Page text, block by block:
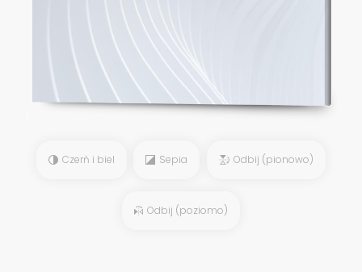
Czerń i biel Sepia Odbij (pionowo)
Odbij (poziomo)